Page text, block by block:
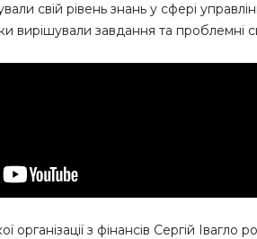
свій рівень знань у сфері
вирішували завдання та проблемні
з фінансів Сергій Івагло